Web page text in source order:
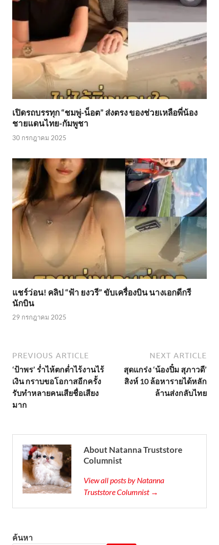
เปิดรถบรรทุก “ชมพู่-น็อต” ส่งตรง ของช่วยเหลือพี่น้อง
ชายแดนไทย-กัมพูชา
30 กรกฎาคม 2025
แชร์ว่อน! คลิป “ฟ้า ยงวรี” ขับเครื่องบิน นางเอกดีกรี
นักบิน
29 กรกฎาคม 2025
PREVIOUS ARTICLE
‘ป้าพร’ ร่ำไห้ตกต่ำไร้งานไร้
เงิน กราบขอโอกาสอีกครั้ง
รับทำหลายคนเสียชื่อเสียง
มาก
NEXT ARTICLE
สุดแกร่ง ‘น้องปิ๋ม สุภาวดี’
สิงห์ 10 ล้อหารายได้หลัก
ล้านส่งกลับไทย
About Natanna Truststore
Columnist
View all posts by Natanna
Truststore Columnist →
ค้นหา